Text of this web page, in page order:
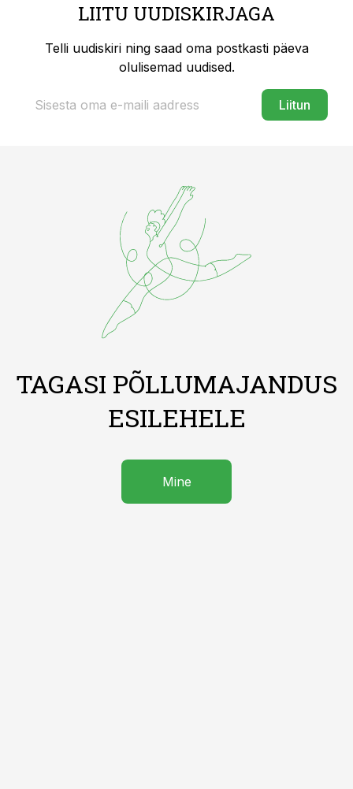
LIITU UUDISKIRJAGA
Telli uudiskiri ning saad oma postkasti päeva
olulisemad uudised.
Liitun
TAGASI PÕLLUMAJANDUS
ESILEHELE
Mine